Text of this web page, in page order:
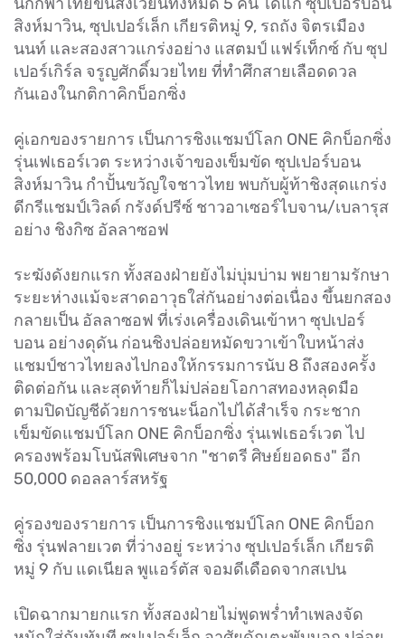
สิงห์มาวิน, ซุปเปอร์เล็ก เกียรติหมู่ 9, รถถัง จิตรเมือง
นนท์ และสองสาวแกร่งอย่าง แสตมป์ แฟร์เท็กซ์ กับ ซุป
เปอร์เกิร์ล จรูญศักดิ์มวยไทย ที่ทำศึกสายเลือดดวล
กันเองในกติกาคิกบ็อกซิ่ง
คู่เอกของรายการ เป็นการชิงแชมป์โลก ONE คิกบ็อกซิ่ง
รุ่นเฟเธอร์เวต ระหว่างเจ้าของเข็มขัด ซุปเปอร์บอน
สิงห์มาวิน กำปั้นขวัญใจชาวไทย พบกับผู้ท้าชิงสุดแกร่ง
ดีกรีแชมป์เวิลด์ กรังด์ปรีซ์ ชาวอาเซอร์ไบจาน/เบลารุส
อย่าง ชิงกิซ อัลลาซอฟ
ระฆังดังยกแรก ทั้งสองฝ่ายยังไม่บุ่มบ่าม พยายามรักษา
ระยะห่างแม้จะสาดอาวุธใส่กันอย่างต่อเนื่อง ขึ้นยกสอง
กลายเป็น อัลลาซอฟ ที่เร่งเครื่องเดินเข้าหา ซุปเปอร์
บอน อย่างดุดัน ก่อนชิงปล่อยหมัดขวาเข้าใบหน้าส่ง
แชมป์ชาวไทยลงไปกองให้กรรมการนับ 8 ถึงสองครั้ง
ติดต่อกัน และสุดท้ายก็ไม่ปล่อยโอกาสทองหลุดมือ
ตามปิดบัญชีด้วยการชนะน็อกไปได้สำเร็จ กระชาก
เข็มขัดแชมป์โลก ONE คิกบ็อกซิ่ง รุ่นเฟเธอร์เวต ไป
ครองพร้อมโบนัสพิเศษจาก "ชาตรี ศิษย์ยอดธง" อีก
50,000 ดอลลาร์สหรัฐ
คู่รองของรายการ เป็นการชิงแชมป์โลก ONE คิกบ็อก
ซิ่ง รุ่นฟลายเวต ที่ว่างอยู่ ระหว่าง ซุปเปอร์เล็ก เกียรติ
หมู่ 9 กับ แดเนียล พูแอร์ตัส จอมดีเดือดจากสเปน
เปิดฉากมายกแรก ทั้งสองฝ่ายไม่พูดพร่ำทำเพลงจัด